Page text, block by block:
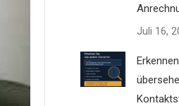
Juli 16,